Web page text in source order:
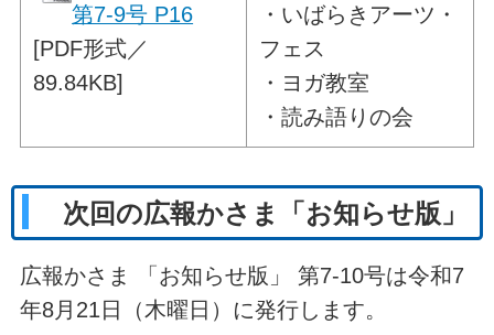
第7-9号 P16
[PDF形式／
89.84KB]
・いばらきアーツ・
フェス
・ヨガ教室
・読み語りの会
次回の広報かさま「お知らせ版」
広報かさま 「お知らせ版」 第7-10号は令和7
年8月21日（木曜日）に発行します。